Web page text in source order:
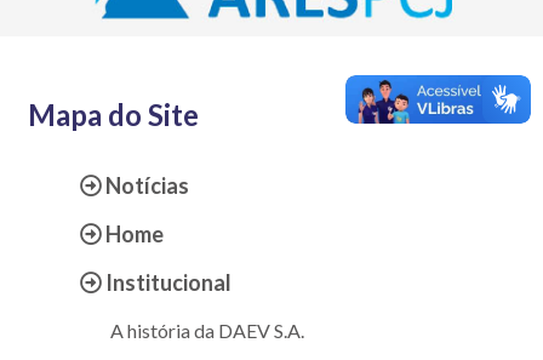
Mapa do Site
Notícias
Home
Institucional
A história da DAEV S.A.